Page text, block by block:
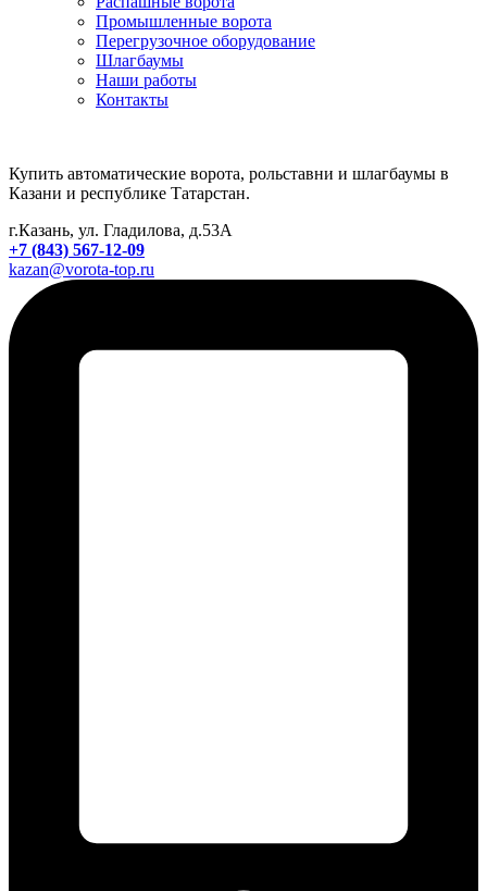
Промышленные ворота
Перегрузочное оборудование
Шлагбаумы
Наши работы
Контакты
Купить автоматические ворота, рольставни и шлагбаумы в
Казани и республике Татарстан.
г.Казань, ул. Гладилова, д.53А
+7 (843) 567-12-09
kazan@vorota-top.ru